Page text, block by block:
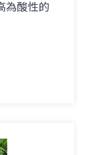
為酸性的